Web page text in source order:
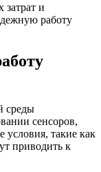
и
работу
среды
сенсоров,
условия, такие как
приводить к